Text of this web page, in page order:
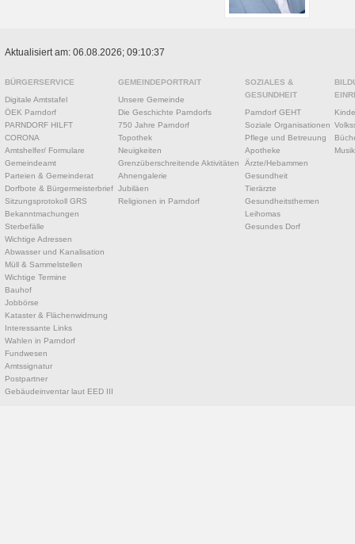
Aktualisiert am: 06.08.2026; 09:10:37
BÜRGERSERVICE
Digitale Amtstafel
ÖEK Parndorf
PARNDORF HILFT
CORONA
Amtshelfer/ Formulare
Gemeindeamt
Parteien & Gemeinderat
Dorfbote & Bürgermeisterbrief
Sitzungsprotokoll GRS
Bekanntmachungen
Sterbefälle
Wichtige Adressen
Abwasser und Kanalisation
Müll & Sammelstellen
Wichtige Termine
Bauhof
Jobbörse
Kataster & Flächenwidmung
Interessante Links
Wahlen in Parndorf
Fundwesen
Amtssignatur
Postpartner
Gebäudeinventar laut EED III
GEMEINDEPORTRAIT
Unsere Gemeinde
Die Geschichte Parndorfs
750 Jahre Parndorf
Topothek
Neuigkeiten
Grenzüberschreitende Aktivitäten
Ahnengalerie
Jubiläen
Religionen in Parndorf
SOZIALES &
GESUNDHEIT
Parndorf GEHT
Soziale Organisationen
Pflege und Betreuung
Apotheke
Ärzte/Hebammen
Gesundheit
Tierärzte
Gesundheitsthemen
Leihomas
Gesundes Dorf